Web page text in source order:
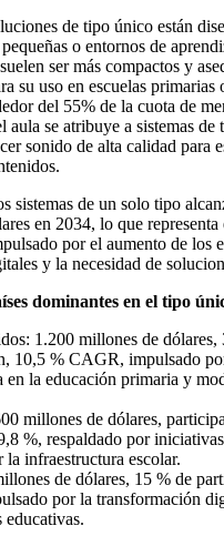
de tipo único están
o entornos de
ser más compactos y
su uso en escuelas primarias
del 55% de la cuota de
aula se atribuye a sistemas de
sonido de alta calidad para
sistemas de un solo tipo
en 2034, lo que
por el aumento de los
y la necesidad de
dominantes en el tipo
1.200 millones de dólares,
10,5 % CAGR, impulsado
en la educación primaria y
millones de dólares,
%, respaldado por
la infraestructura escolar.
de dólares, 15 % de
por la transformación
educativas.